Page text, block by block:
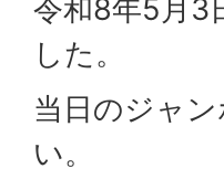
令和8年5月3
した。
当日のジャ
い。